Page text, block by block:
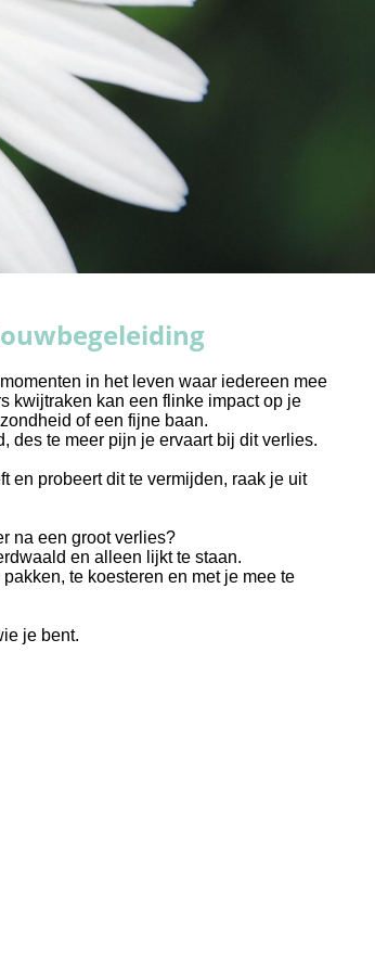
in het leven waar iedereen mee
kwijtraken kan een flinke impact op je
of een fijne baan.
des te meer pijn je ervaart bij dit verlies.
en probeert dit te vermijden, raak je uit
na een groot verlies?
en alleen lijkt te staan.
te koesteren en met je mee te
je bent.